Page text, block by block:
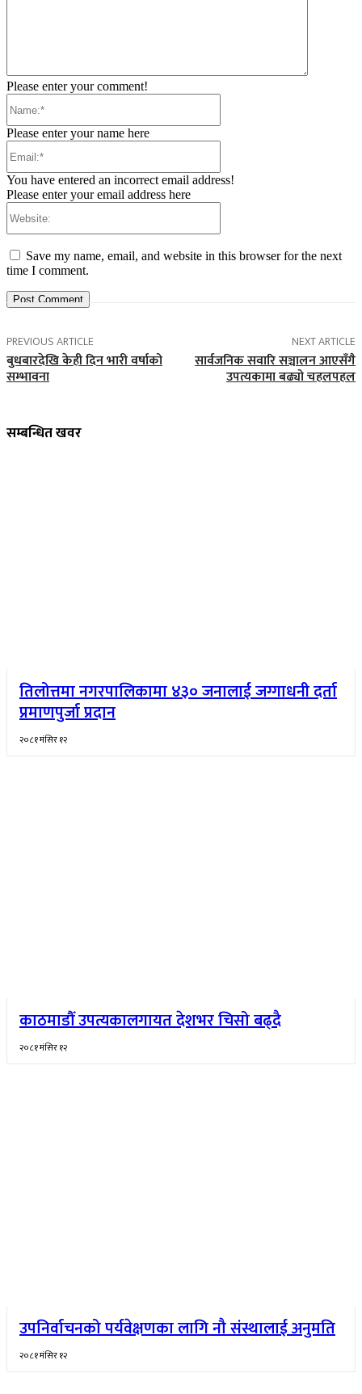
Please enter your comment!
Please enter your name here
You have entered an incorrect email address!
Please enter your email address here
Save my name, email, and website in this browser for the next
time I comment.
PREVIOUS ARTICLE
बुधबारदेखि केही दिन भारी वर्षाको
सम्भावना
NEXT ARTICLE
सार्वजनिक सवारि सञ्चालन आएसँगै
उपत्यकामा बढ्यो चहलपहल
सम्बन्धित खवर
तिलोत्तमा नगरपालिकामा ४३० जनालाई जग्गाधनी दर्ता
प्रमाणपुर्जा प्रदान
२०८१ मंसिर १२
काठमाडौँ उपत्यकालगायत देशभर चिसो बढ्दै
२०८१ मंसिर १२
उपनिर्वाचनको पर्यवेक्षणका लागि नौ संस्थालाई अनुमति
२०८१ मंसिर १२